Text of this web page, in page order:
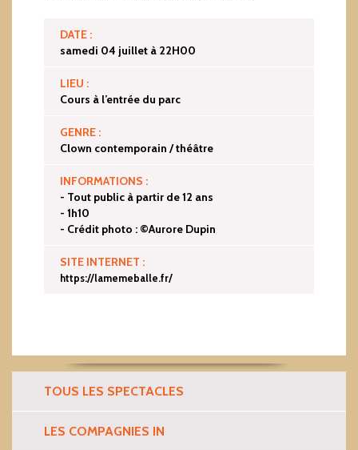
DATE :
samedi 04 juillet à 22H00
LIEU :
Cours à l’entrée du parc
GENRE :
Clown contemporain / théâtre
INFORMATIONS :
- Tout public à partir de 12 ans
- 1h10
- Crédit photo : ©Aurore Dupin
SITE INTERNET :
https://lamemeballe.fr/
TOUS LES SPECTACLES
LES COMPAGNIES IN